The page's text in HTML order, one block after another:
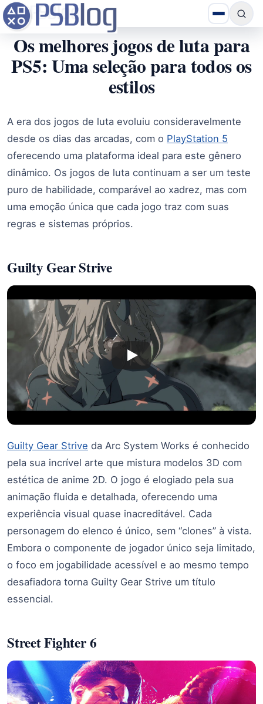
Os melhores jogos de luta para
PS5: Uma seleção para todos os
estilos
A era dos jogos de luta evoluiu consideravelmente
desde os dias das arcadas, com o PlayStation 5
oferecendo uma plataforma ideal para este gênero
dinâmico. Os jogos de luta continuam a ser um teste
puro de habilidade, comparável ao xadrez, mas com
uma emoção única que cada jogo traz com suas
regras e sistemas próprios.
Guilty Gear Strive
Guilty Gear Strive da Arc System Works é conhecido
pela sua incrível arte que mistura modelos 3D com
estética de anime 2D. O jogo é elogiado pela sua
animação fluida e detalhada, oferecendo uma
experiência visual quase inacreditável. Cada
personagem do elenco é único, sem “clones” à vista.
Embora o componente de jogador único seja limitado,
o foco em jogabilidade acessível e ao mesmo tempo
desafiadora torna Guilty Gear Strive um título
essencial.
Street Fighter 6